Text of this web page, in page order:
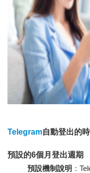
Telegram自動登出的
預設的6個月登出週期
預設機制說明 ：